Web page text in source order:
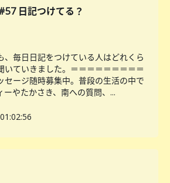
日記つけてる？
、毎日日記をつけている人はどれくら
いていきました。＝＝＝＝＝＝＝＝＝
セージ随時募集中。普段の生活の中で
やたかさき、南への質問、...
01:02:56